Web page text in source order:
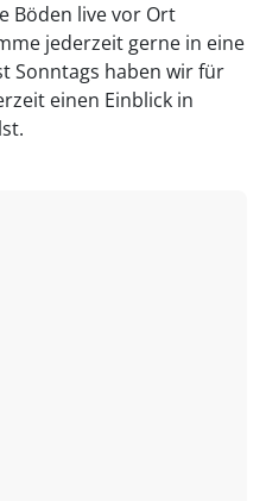
Böden live vor Ort
jederzeit gerne in eine
Sonntags haben wir für
einen Einblick in